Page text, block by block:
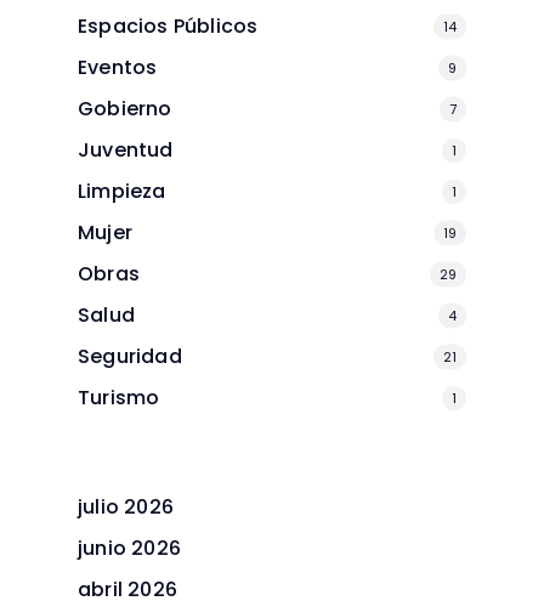
Espacios Públicos 14
Eventos 9
Gobierno 7
Juventud 1
Limpieza 1
Mujer 19
Obras 29
Salud 4
Seguridad 21
Turismo 1
julio 2026
junio 2026
abril 2026